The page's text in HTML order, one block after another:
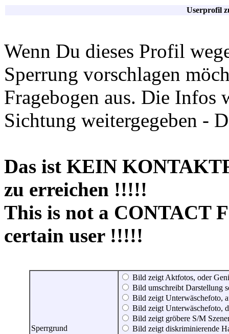
Userprofil
Wenn Du dieses Profil
Sperrung vorschlagen
Fragebogen aus. Die Infos
Sichtung weitergegeben -
Das ist KEIN
zu erreichen !!!!!
This is not a CONTACT
certain user !!!!!
Sperrgrund
Bild zeigt Aktfotos, oder
Bild umschreibt Darstellung
Bild zeigt Unterwäschefoto,
Bild zeigt Unterwäschefoto,
Bild zeigt gröbere S/M
Bild zeigt diskriminierende